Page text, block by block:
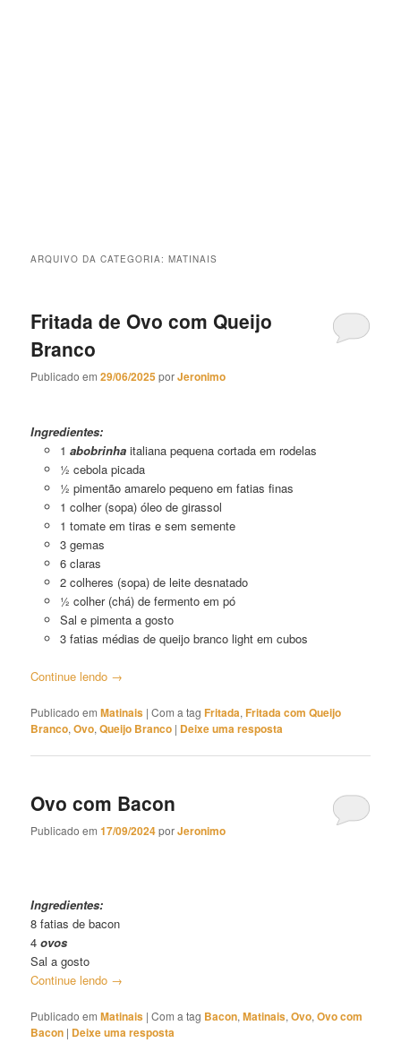
ARQUIVO DA CATEGORIA:MATINAIS
Fritada de Ovo com Queijo
Branco
Publicado em29/06/2025porJeronimo
Ingredientes:
1 abobrinha italiana pequena cortada em rodelas
½ cebola picada
½ pimentão amarelo pequeno em fatias finas
1 colher (sopa) óleo de girassol
1 tomate em tiras e sem semente
3 gemas
6 claras
2 colheres (sopa) de leite desnatado
½ colher (chá) de fermento em pó
Sal e pimenta a gosto
3 fatias médias de queijo branco light em cubos
Continue lendo →
Publicado em Matinais |Com a tagFritada,Fritada com Queijo
Branco,Ovo,Queijo Branco | Deixe uma resposta
Ovo com Bacon
Publicado em17/09/2024porJeronimo
Ingredientes:
8 fatias de bacon
4ovos
Sal a gosto
Continue lendo →
Publicado em Matinais |Com a tag Bacon,Matinais,Ovo,Ovo com
Bacon | Deixe uma resposta